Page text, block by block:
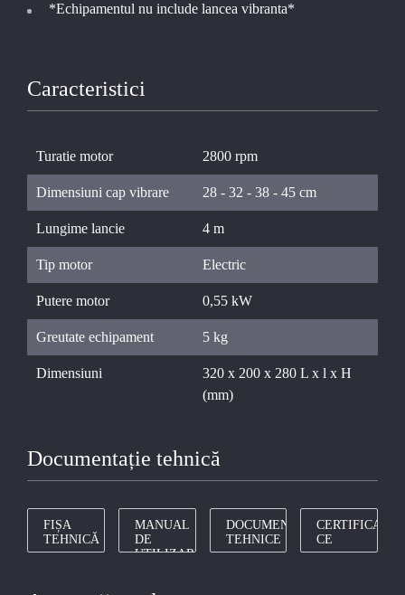
*Echipamentul nu include lancea vibranta*
Caracteristici
Turatie motor 2800 rpm
Dimensiuni cap vibrare 28 - 32 - 38 - 45 cm
Lungime lancie 4 m
Tip motor Electric
Putere motor 0,55 kW
Greutate echipament 5 kg
Dimensiuni
320 x 200 x 280 L x l x H
(mm)
Documentație tehnică
FIȘA
TEHNICĂ
MANUAL
DE
UTILIZARE
DOCUMENTE
TEHNICE
CERTIFICAT
CE